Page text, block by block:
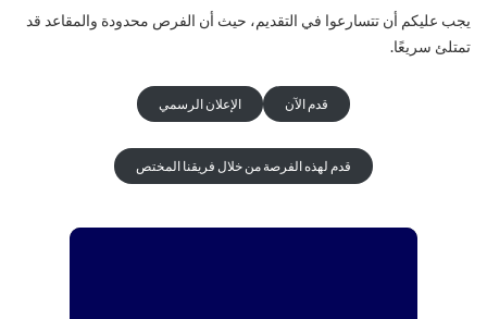
يجب عليكم أن تتسارعوا في التقديم، حيث أن الفرص محدودة والمقاعد قد
تمتلئ سريعًا.
قدم الآن الإعلان الرسمي
قدم لهذه الفرصة من خلال فريقنا المختص